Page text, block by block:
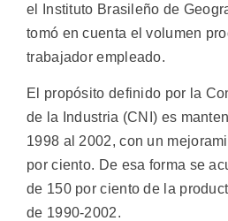
el Instituto Brasileño de
tomó en cuenta el volumen
trabajador empleado.
El propósito definido por la
de la Industria (CNI) es
1998 al 2002, con un
por ciento. De esa forma se
de 150 por ciento de la
de 1990-2002.